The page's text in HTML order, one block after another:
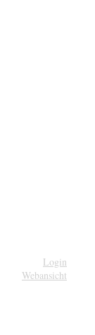
Login
Webansicht